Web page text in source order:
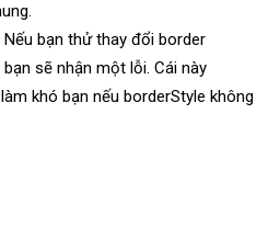
bạn thử thay đổi border
sẽ nhận một lỗi. Cái này
khó bạn nếu borderStyle không